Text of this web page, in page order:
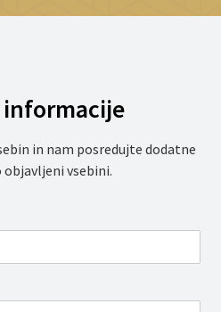
in nam posredujte dodatne
vsebini.